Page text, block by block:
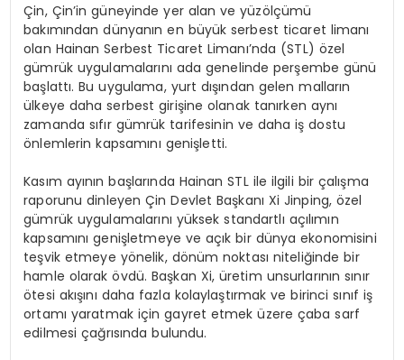
Çin, Çin’in güneyinde yer alan ve yüzölçümü
bakımından dünyanın en büyük serbest ticaret limanı
olan Hainan Serbest Ticaret Limanı’nda (STL) özel
gümrük uygulamalarını ada genelinde perşembe günü
başlattı. Bu uygulama, yurt dışından gelen malların
ülkeye daha serbest girişine olanak tanırken aynı
zamanda sıfır gümrük tarifesinin ve daha iş dostu
önlemlerin kapsamını genişletti.
Kasım ayının başlarında Hainan STL ile ilgili bir çalışma
raporunu dinleyen Çin Devlet Başkanı Xi Jinping, özel
gümrük uygulamalarını yüksek standartlı açılımın
kapsamını genişletmeye ve açık bir dünya ekonomisini
teşvik etmeye yönelik, dönüm noktası niteliğinde bir
hamle olarak övdü. Başkan Xi, üretim unsurlarının sınır
ötesi akışını daha fazla kolaylaştırmak ve birinci sınıf iş
ortamı yaratmak için gayret etmek üzere çaba sarf
edilmesi çağrısında bulundu.